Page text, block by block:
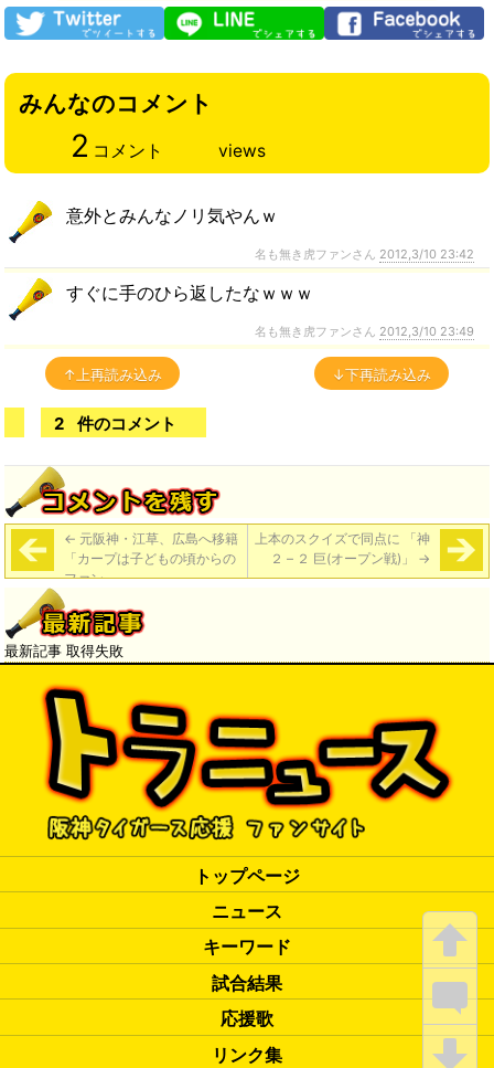
みんなのコメント
2 コメント views
意外とみんなノリ気やんｗ
名も無き虎ファンさん 2012,3/10 23:42
すぐに手のひら返したなｗｗｗ
名も無き虎ファンさん 2012,3/10 23:49
↑上再読み込み ↓下再読み込み
2 件のコメント
← 元阪神・江草、広島へ移籍
「カープは子どもの頃からの
ファン」
上本のスクイズで同点に 「神
２ – ２ 巨(オープン戦)」 →
最新記事 取得失敗
トップページ
ニュース
キーワード
試合結果
応援歌
リンク集